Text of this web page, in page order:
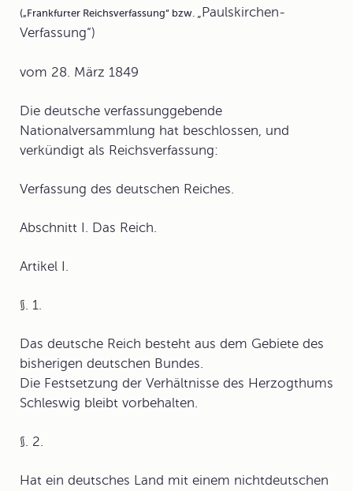
(„Frankfurter Reichsverfassung“ bzw. „Paulskirchen-
Verfassung“)
vom 28. März 1849
Die deutsche verfassunggebende
Nationalversammlung hat beschlossen, und
verkündigt als Reichsverfassung:
Verfassung des deutschen Reiches.
Abschnitt I. Das Reich.
Artikel I.
§. 1.
Das deutsche Reich besteht aus dem Gebiete des
bisherigen deutschen Bundes.
Die Festsetzung der Verhältnisse des Herzogthums
Schleswig bleibt vorbehalten.
§. 2.
Hat ein deutsches Land mit einem nichtdeutschen